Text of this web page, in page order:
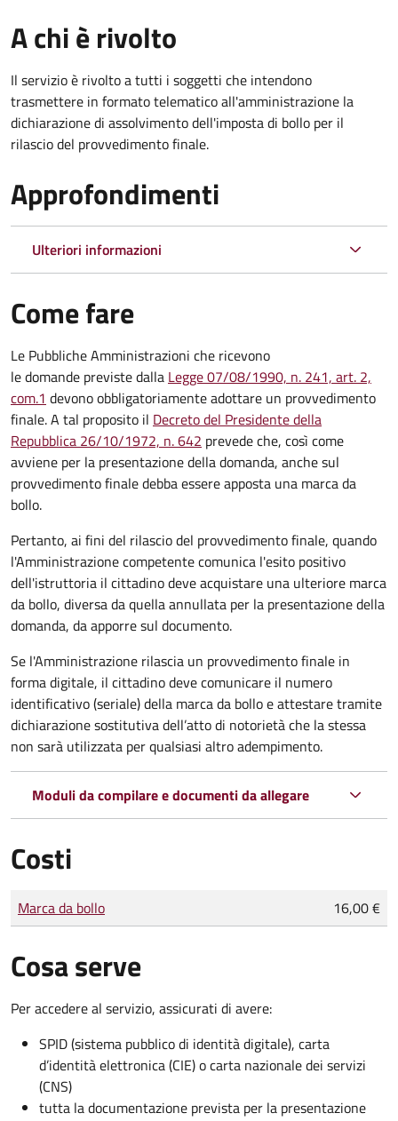
A chi è rivolto
Il servizio è rivolto a tutti i soggetti che intendono
trasmettere in formato telematico all'amministrazione la
dichiarazione di assolvimento dell'imposta di bollo per il
rilascio del provvedimento finale.
Approfondimenti
Ulteriori informazioni
Come fare
Le Pubbliche Amministrazioni che ricevono
le domande previste dalla Legge 07/08/1990, n. 241, art. 2,
com.1 devono obbligatoriamente adottare un provvedimento
finale. A tal proposito il Decreto del Presidente della
Repubblica 26/10/1972, n. 642 prevede che, così come
avviene per la presentazione della domanda, anche sul
provvedimento finale debba essere apposta una marca da
bollo.
Pertanto, ai fini del rilascio del provvedimento finale, quando
l'Amministrazione competente comunica l'esito positivo
dell'istruttoria il cittadino deve acquistare una ulteriore marca
da bollo, diversa da quella annullata per la presentazione della
domanda, da apporre sul documento.
Se l'Amministrazione rilascia un provvedimento finale in
forma digitale, il cittadino devecomunicare il numero
identificativo (seriale) della marca da bollo e attestare tramite
dichiarazione sostitutiva dell’atto di notorietà che la stessa
non sarà utilizzata per qualsiasi altro adempimento.
Moduli da compilare e documenti da allegare
Costi
Tipo di pagamento
Importo
Marca da bollo 16,00 €
Cosa serve
Per accedere al servizio, assicurati di avere:
SPID (sistema pubblico di identità digitale), carta
d’identità elettronica (CIE) o carta nazionale dei servizi
(CNS)
tutta la documentazione prevista per la presentazione